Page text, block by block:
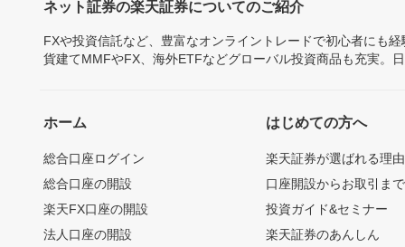
ネット証券の楽天証券についてのご紹介
FXや投資信託など、豊富なオンライントレードで初心者にも
貨建てMMFやFX、海外ETFなどグローバル投資商品も充実。
ホーム
総合口座ログイン
総合口座の開設
楽天FX口座の開設
法人口座の開設
はじめての方へ
楽天証券が選ばれる理由
口座開設からお取引ま
投資ガイド&セミナー
楽天証券のあんしん